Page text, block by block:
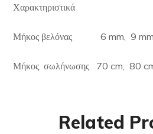
Χαρακτηριστικά
Μήκος βελόνας 6 mm, 9 mm
Μήκος σωλήνωσης 70 cm, 80
Related